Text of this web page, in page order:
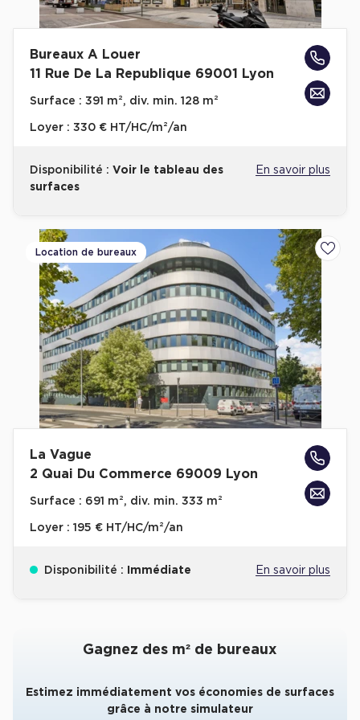
Entrepôts et Locaux d'activités - Programmes neufs
Location de plateformes Logistique
Location de plateformes Logistique à Aulnay-sous-Bois
Location de plateformes Logistique à Amiens
Location de plateformes Logistique à Marseille
Achat de plateformes Logistique
Achat de plateformes Logistique en Bretagne
Achat de plateformes Logistique à Lyon
Achat de plateformes Logistique à Marseille
Achat de plateformes Logistique à Dijon
Collections de Logistique
Logistique urbaine
Entrepôts logistique classe A
Entrepôts XXL
Location de Commerces à Bordeaux
Location de Commerces à Reims
Bureaux A Louer
11 Rue De La Republique 69001 Lyon
Surface : 391 m², div. min. 128 m²
Loyer : 330 € HT/HC/m²/an
Disponibilité : Voir le tableau des
surfaces
En savoir plus
Location de bureaux
La Vague
2 Quai Du Commerce 69009 Lyon
Surface : 691 m², div. min. 333 m²
Loyer : 195 € HT/HC/m²/an
Disponibilité : Immédiate En savoir plus
Gagnez des m² de bureaux
Estimez immédiatement vos économies de surfaces
grâce à notre simulateur